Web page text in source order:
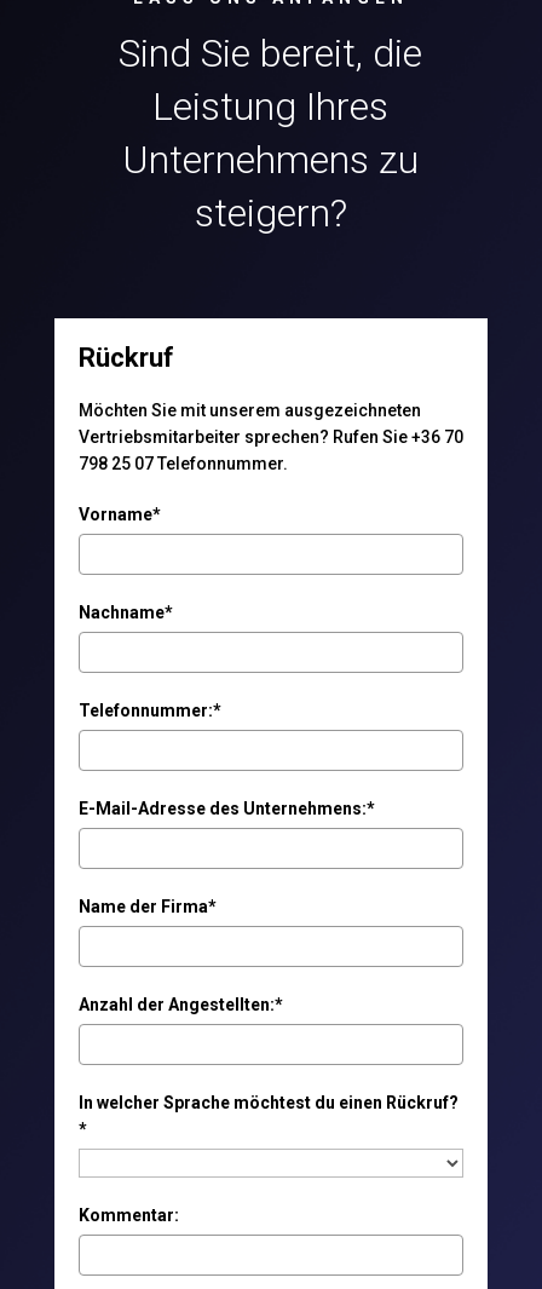
Sind Sie bereit, die
Leistung Ihres
Unternehmens zu
steigern?
Rückruf
Möchten Sie mit unserem ausgezeichneten
Vertriebsmitarbeiter sprechen? Rufen Sie +36 70
798 25 07 Telefonnummer.
Vorname*
Nachname*
Telefonnummer:*
E-Mail-Adresse des Unternehmens:*
Name der Firma*
Anzahl der Angestellten:*
In welcher Sprache möchtest du einen Rückruf?
*
Kommentar: